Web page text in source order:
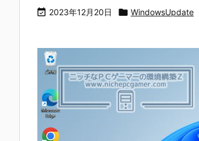
 2023年12月20日  WindowsUpdate